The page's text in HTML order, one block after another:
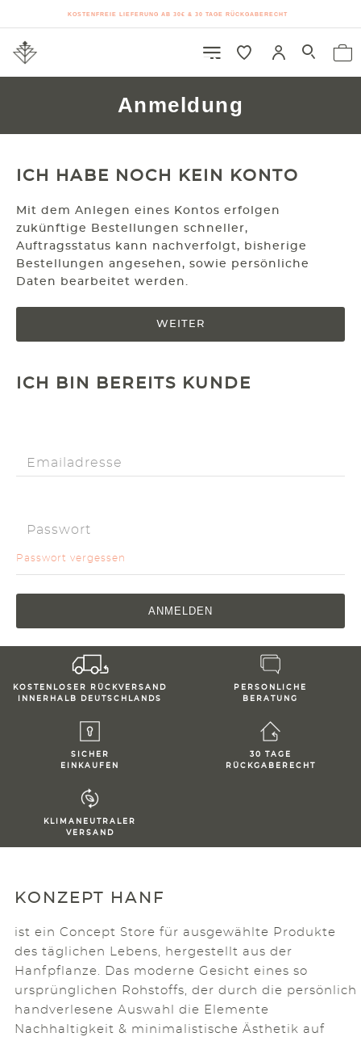
KOSTENFREIE LIEFERUNG AB 30€ & 30 TAGE RÜCKGABERECHT
Anmeldung
ICH HABE NOCH KEIN KONTO
Mit dem Anlegen eines Kontos erfolgen
zukünftige Bestellungen schneller,
Auftragsstatus kann nachverfolgt, bisherige
Bestellungen angesehen, sowie persönliche
Daten bearbeitet werden.
WEITER
ICH BIN BEREITS KUNDE
Passwort vergessen
ANMELDEN
KOSTENLOSER RÜCKVERSAND
INNERHALB DEUTSCHLANDS
PERSONLICHE
BERATUNG
SICHER
EINKAUFEN
30 TAGE
RÜCKGABERECHT
KLIMANEUTRALER
VERSAND
KONZEPT HANF
ist ein Concept Store für ausgewählte Produkte
des täglichen Lebens, hergestellt aus der
Hanfpflanze. Das moderne Gesicht eines so
ursprünglichen Rohstoffs, der durch die persönlich
handverlesene Auswahl die Elemente
Nachhaltigkeit & minimalistische Ästhetik auf